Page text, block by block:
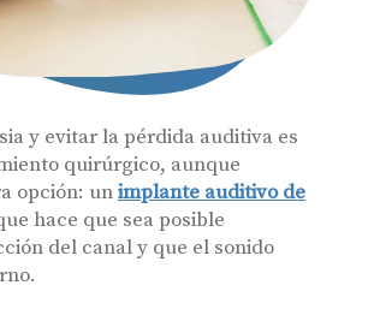
y evitar la pérdida auditiva es
quirúrgico, aunque
opción: unimplante auditivo de
hace que sea posible
del canal y que el sonido